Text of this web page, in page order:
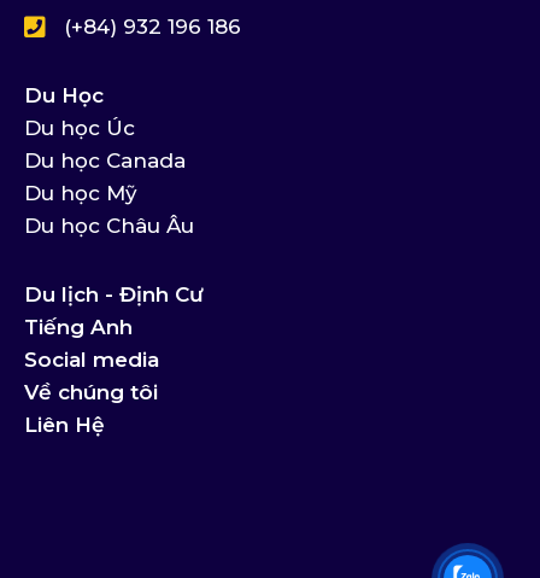
(+84) 932 196 186
Du Học
Du học Úc
Du học Canada
Du học Mỹ
Du học Châu Âu
Du lịch - Định Cư
Tiếng Anh
Social media
Về chúng tôi
Liên Hệ